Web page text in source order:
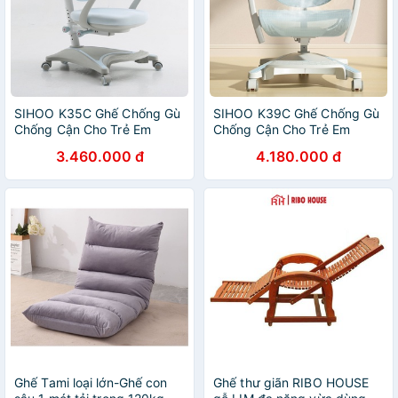
SIHOO K35C Ghế Chống Gù
Chống Cận Cho Trẻ Em
3.460.000 đ
SIHOO K39C Ghế Chống Gù
Chống Cận Cho Trẻ Em
4.180.000 đ
Ghế Tami loại lớn-Ghế con
Ghế thư giãn RIBO HOUSE